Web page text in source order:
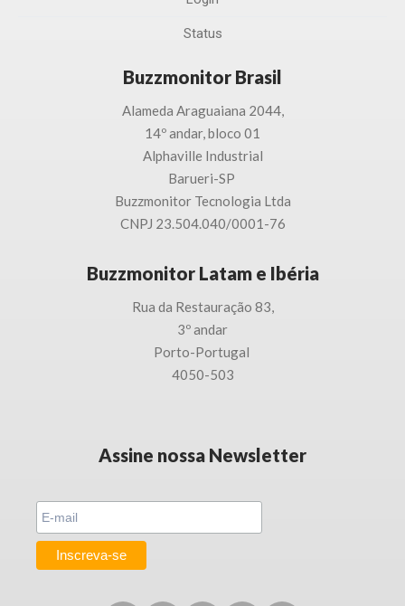
Status
Buzzmonitor Brasil
Alameda Araguaiana 2044,
14º andar, bloco 01
Alphaville Industrial
Barueri-SP
Buzzmonitor Tecnologia Ltda
CNPJ 23.504.040/0001-76
Buzzmonitor Latam e Ibéria
Rua da Restauração 83,
3º andar
Porto-Portugal
4050-503
Assine nossa Newsletter